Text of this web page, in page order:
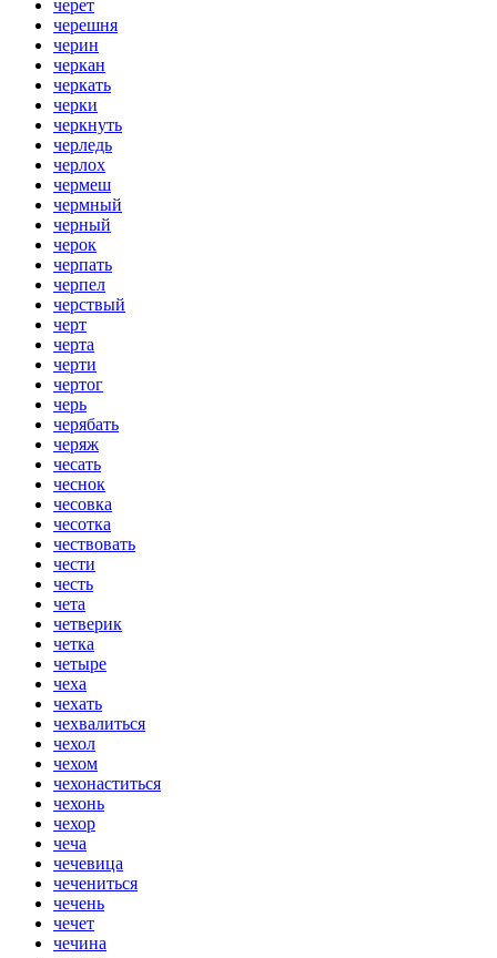
черет
черешня
черин
черкан
черкать
черки
черкнуть
черледь
черлох
чермеш
чермный
черный
черок
черпать
черпел
черствый
черт
черта
черти
чертог
черь
черябать
черяж
чесать
чеснок
чесовка
чесотка
чествовать
чести
честь
чета
четверик
четка
четыре
чеха
чехать
чехвалиться
чехол
чехом
чехонаститься
чехонь
чехор
чеча
чечевица
чечениться
чечень
чечет
чечина